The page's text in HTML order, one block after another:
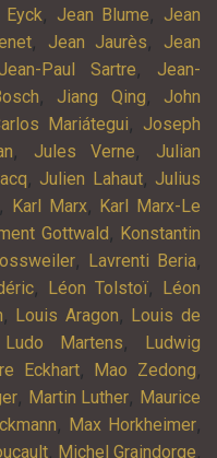
, Jean Blume, Jean
, Jean Jaurès, Jean
Jean-Paul Sartre, Jean-
, Jiang Qing, John
Mariátegui, Joseph
, Jules Verne, Julian
, Julien Lahaut, Julius
, Karl Marx, Karl Marx-Le
Gottwald , Konstantin
, Lavrenti Beria,
, Léon Tolstoï,
Léon
, Louis Aragon, Louis de
Ludo Martens,
Ludwig
Eckhart, Mao Zedong,
, Martin Luther, Maurice
, Max Horkheimer,
, Michel Graindorge,